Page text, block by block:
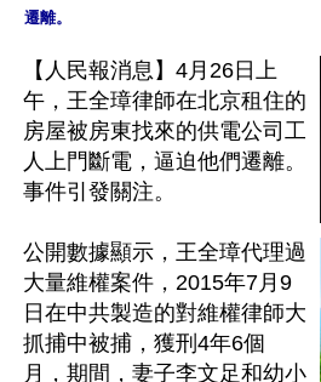
【人民報消息】4月26日上
午，王全璋律師在北京租住的
房屋被房東找來的供電公司工
人上門斷電，逼迫他們遷離。
事件引發關注。
公開數據顯示，王全璋代理過
大量維權案件，2015年7月9
日在中共製造的對維權律師大
抓捕中被捕，獲刑4年6個
月，期間，妻子李文足和幼小